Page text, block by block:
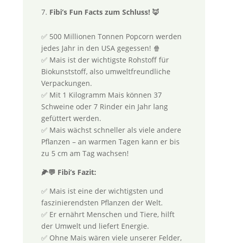
Fibi’s Fun Facts zum Schluss! 🦊
✅ 500 Millionen Tonnen Popcorn werden
jedes Jahr in den USA gegessen! 🍿
✅ Mais ist der wichtigste Rohstoff für
Biokunststoff, also umweltfreundliche
Verpackungen.
✅ Mit 1 Kilogramm Mais können 37
Schweine oder 7 Rinder ein Jahr lang
gefüttert werden.
✅ Mais wächst schneller als viele andere
Pflanzen – an warmen Tagen kann er bis
zu 5 cm am Tag wachsen!
🌽💬 Fibi’s Fazit:
✅ Mais ist eine der wichtigsten und
faszinierendsten Pflanzen der Welt.
✅ Er ernährt Menschen und Tiere, hilft
der Umwelt und liefert Energie.
✅ Ohne Mais wären viele unserer Felder,